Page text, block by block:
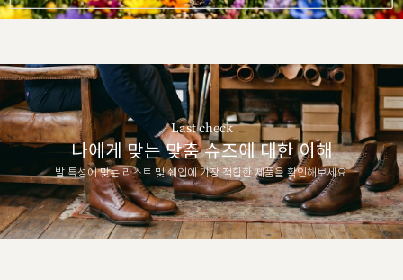
Last check
나에게 맞는 맞춤 슈즈에 대한 이해
발 특성에 맞는 라스트 및 쉐입에 가장 적합한 제품을 확인해보세요.